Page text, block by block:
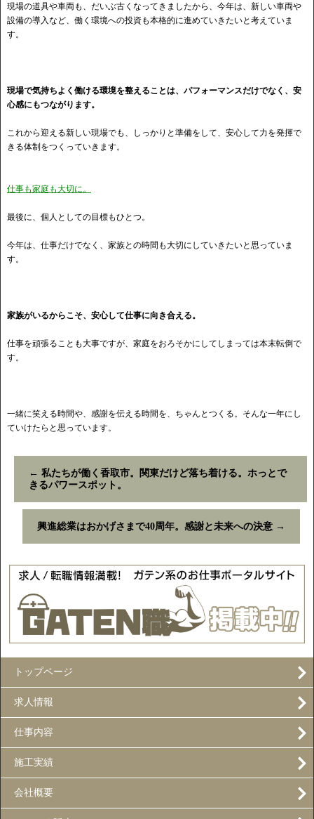
現場の道具や車両も、だいぶ古くなってきましたから、今年は、新しい車両や
設備の導入など、働く環境への投資も本格的に進めていきたいと考えていま
す。
現場で気持ちよく働ける環境を整えることは、パフォーマンスだけでなく、安
心感にもつながります。
これから迎える新しい現場でも、しっかりと準備をして、安心して力を発揮で
きる体制をつくっていきます。
仕事も家庭も大切に。
最後に、個人としての目標もひとつ。
今年は、仕事だけでなく、家族との時間も大切にしていきたいと思っていま
す。
家族がいるからこそ、安心して仕事に向き合える。
仕事を頑張ることも大事ですが、家庭をおろそかにしてしまっては本末転倒で
す。
一緒に笑える時間や、感謝を伝える時間を、ちゃんとつくる。そんな一年にし
ていけたらと思っています。
← 私たちが働く香取市。関東だけど落ち着ける。ホっとで
きるパワースポット。
興進総業はおかげさまで40周年。感謝と未来への決意 →
トップページ
求人情報
仕事内容
施工実績
会社概要